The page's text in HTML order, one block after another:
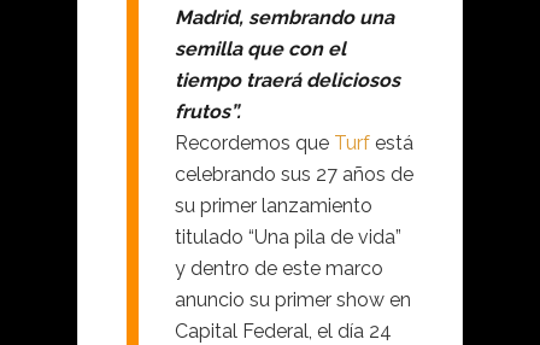
Madrid, sembrando una
semilla que con el
tiempo traerá deliciosos
frutos”.
Recordemos que Turf está
celebrando sus 27 años de
su primer lanzamiento
titulado “Una pila de vida”
y dentro de este marco
anuncio su primer show en
Capital Federal, el día 24